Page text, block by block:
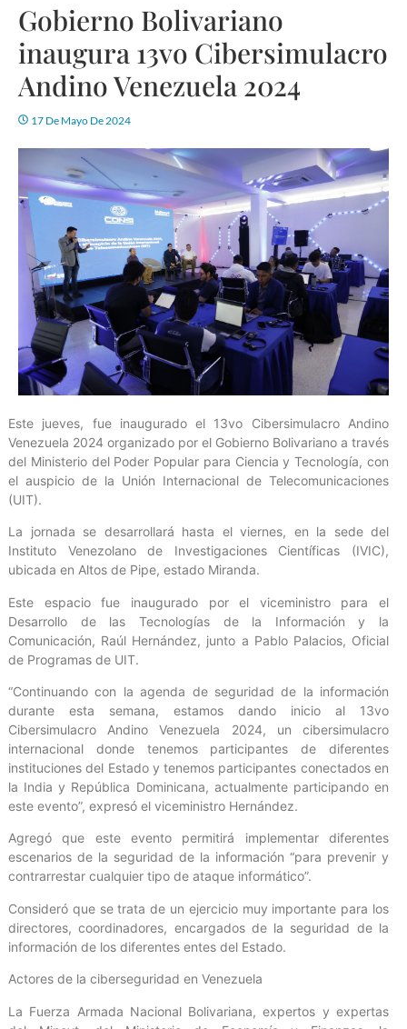
Gobierno Bolivariano
inaugura 13vo Cibersimulacro
Andino Venezuela 2024
17 De Mayo De 2024
Este jueves, fue inaugurado el 13vo Cibersimulacro Andino
Venezuela 2024 organizado por el Gobierno Bolivariano a través
del Ministerio del Poder Popular para Ciencia y Tecnología, con
el auspicio de la Unión Internacional de Telecomunicaciones
(UIT).
La jornada se desarrollará hasta el viernes, en la sede del
Instituto Venezolano de Investigaciones Científicas (IVIC),
ubicada en Altos de Pipe, estado Miranda.
Este espacio fue inaugurado por el viceministro para el
Desarrollo de las Tecnologías de la Información y la
Comunicación, Raúl Hernández, junto a Pablo Palacios, Oficial
de Programas de UIT.
“Continuando con la agenda de seguridad de la información
durante esta semana, estamos dando inicio al 13vo
Cibersimulacro Andino Venezuela 2024, un cibersimulacro
internacional donde tenemos participantes de diferentes
instituciones del Estado y tenemos participantes conectados en
la India y República Dominicana, actualmente participando en
este evento”, expresó el viceministro Hernández.
Agregó que este evento permitirá implementar diferentes
escenarios de la seguridad de la información “para prevenir y
contrarrestar cualquier tipo de ataque informático”.
Consideró que se trata de un ejercicio muy importante para los
directores, coordinadores, encargados de la seguridad de la
información de los diferentes entes del Estado.
Actores de la ciberseguridad en Venezuela
La Fuerza Armada Nacional Bolivariana, expertos y expertas